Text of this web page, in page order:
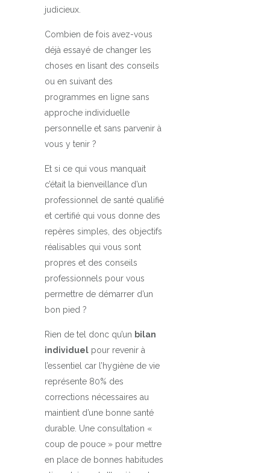
judicieux.
Combien de fois avez-vous
déjà essayé de changer les
choses en lisant des conseils
ou en suivant des
programmes en ligne sans
approche individuelle
personnelle et sans parvenir à
vous y tenir ?
Et si ce qui vous manquait
c’était la bienveillance d’un
professionnel de santé qualifié
et certifié qui vous donne des
repères simples, des objectifs
réalisables qui vous sont
propres et des conseils
professionnels pour vous
permettre de démarrer d’un
bon pied ?
Rien de tel donc qu’un bilan
individuel pour revenir à
l’essentiel car l’hygiène de vie
représente 80% des
corrections nécessaires au
maintient d’une bonne santé
durable. Une consultation «
coup de pouce » pour mettre
en place de bonnes habitudes